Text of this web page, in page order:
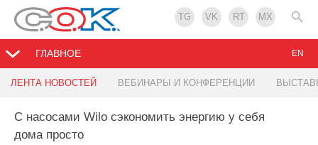
TG VK RT MX
ГЛАВНОЕ
ЛЕНТА НОВОСТЕЙ ВЕБИНАРЫ И КОНФЕРЕНЦИИ
EN
С насосами Wilo сэкономить энергию у себя
дома просто
QuattroClima на новом объекте в Новосибирской
13:36 08 АВГУСТА 2013
Энергоэффективный дом в Хакасии сдан в
10:54 08 АВГУСТА 2013